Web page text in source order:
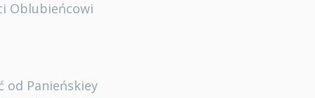
Oblubieńcowi
od Panieńskiey